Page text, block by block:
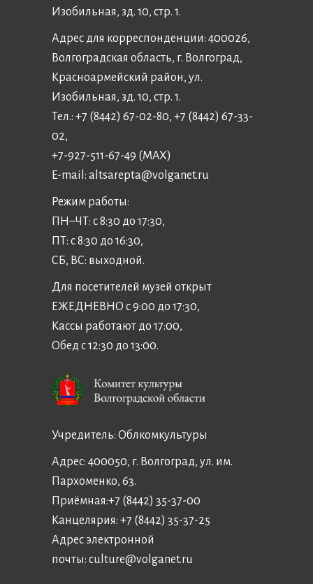
Изобильная, зд. 10, стр. 1.
Адрес для корреспонденции: 400026,
Волгоградская область, г. Волгоград,
Красноармейский район, ул.
Изобильная, зд. 10, стр. 1.
Тел.: +7 (8442) 67-02-80, +7 (8442) 67-33-
02,
+7-927-511-67-49 (MAX)
E-mail: altsarepta@volganet.ru
Режим работы:
ПН–ЧТ: с 8:30 до 17:30,
ПТ: с 8:30 до 16:30,
СБ, ВС: выходной.
Для посетителей музей открыт
ЕЖЕДНЕВНО с 9:00 до 17:30,
Кассы работают до 17:00,
Обед с 12:30 до 13:00.
Учредитель: Облкомкультуры
Адрес: 400050, г. Волгоград, ул. им.
Пархоменко, 63.
Приёмная:+7 (8442) 35-37-00
Канцелярия: +7 (8442) 35-37-25
Адрес электронной
почты: culture@volganet.ru